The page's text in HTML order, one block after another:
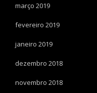
março 2019
fevereiro 2019
janeiro 2019
dezembro 2018
novembro 2018